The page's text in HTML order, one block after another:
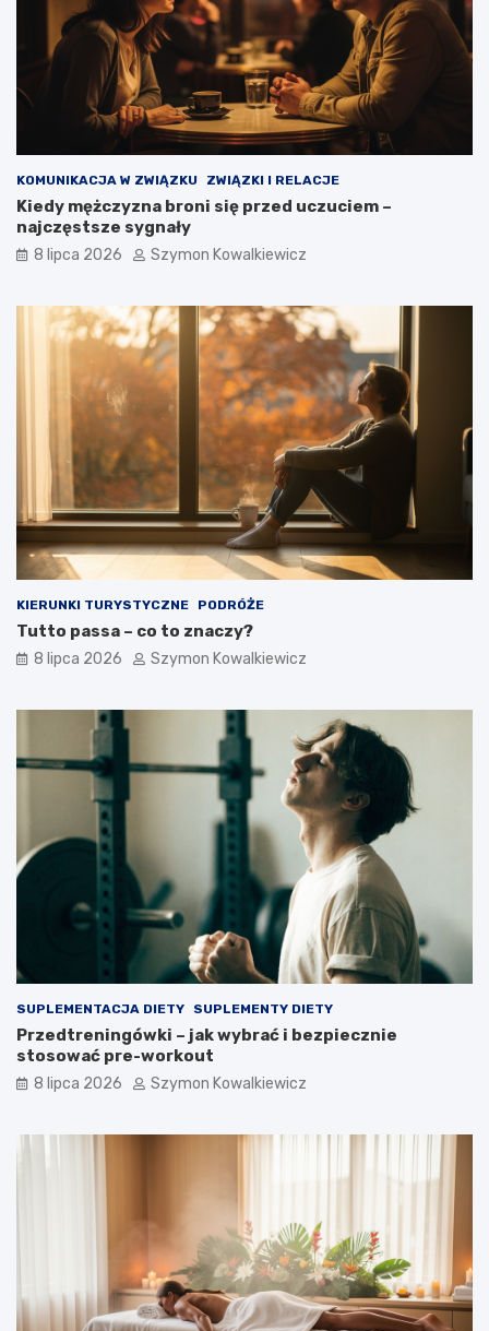
KOMUNIKACJA W ZWIĄZKU ZWIĄZKI I RELACJE
Kiedy mężczyzna broni się przed uczuciem –
najczęstsze sygnały
8 lipca 2026 Szymon Kowalkiewicz
KIERUNKI TURYSTYCZNE PODRÓŻE
Tutto passa – co to znaczy?
8 lipca 2026 Szymon Kowalkiewicz
SUPLEMENTACJA DIETY SUPLEMENTY DIETY
Przedtreningówki – jak wybrać i bezpiecznie
stosować pre-workout
8 lipca 2026 Szymon Kowalkiewicz